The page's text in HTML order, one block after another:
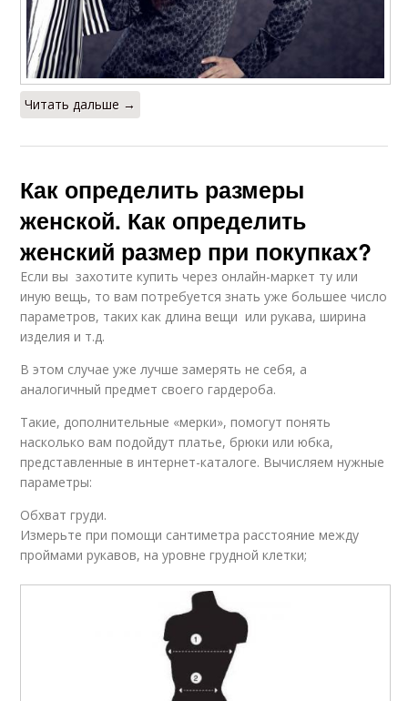
Одежда для женщин Одежда для полных и
Одежды для
женщины
Детская одежда
Одежды из россии Одежды в европе
Одежды в
сантиметрах
Мерки для женской
Читать дальше →
Как определить размеры
женской. Как определить
женский размер при покупках?
Если вы захотите купить через онлайн-маркет ту или
иную вещь, то вам потребуется знать уже большее число
параметров, таких как длина вещи или рукава, ширина
изделия и т.д.
В этом случае уже лучше замерять не себя, а
аналогичный предмет своего гардероба.
Такие, дополнительные «мерки», помогут понять
насколько вам подойдут платье, брюки или юбка,
представленные в интернет-каталоге. Вычисляем нужные
параметры:
Обхват груди.
Измерьте при помощи сантиметра расстояние между
проймами рукавов, на уровне грудной клетки;